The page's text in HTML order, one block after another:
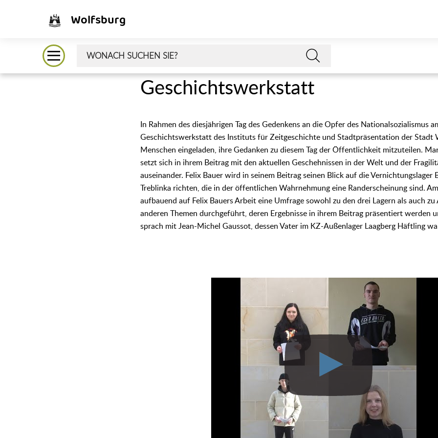
Wolfsburg
Geschichtswerkstatt
In Rahmen des diesjährigen Tag des Gedenkens an die Opfer des Nationalsozialismus
Geschichtswerkstatt des Instituts für Zeitgeschichte und Stadtpräsentation der Stadt
Menschen eingeladen, ihre Gedanken zu diesem Tag der Öffentlichkeit mitzuteilen.
setzt sich in ihrem Beitrag mit den aktuellen Geschehnissen in der Welt und der
auseinander. Felix Bauer wird in seinem Beitrag seinen Blick auf die Vernichtungslager
Treblinka richten, die in der öffentlichen Wahrnehmung eine Randerscheinung sind.
aufbauend auf Felix Bauers Arbeit eine Umfrage sowohl zu den drei Lagern als auch
anderen Themen durchgeführt, deren Ergebnisse in ihrem Beitrag präsentiert werden
sprach mit Jean-Michel Gaussot, dessen Vater im KZ-Außenlager Laagberg Häftling